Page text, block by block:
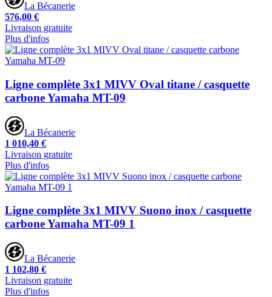
La Bécanerie
576,00 €
Livraison gratuite
Plus d'infos
Ligne complète 3x1 MIVV Oval titane / casquette
carbone Yamaha MT-09
La Bécanerie
1 010,40 €
Livraison gratuite
Plus d'infos
Ligne complète 3x1 MIVV Suono inox / casquette
carbone Yamaha MT-09 1
La Bécanerie
1 102,80 €
Livraison gratuite
Plus d'infos